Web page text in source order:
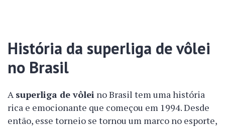
História da superliga de vôlei
no Brasil
Asuperliga de vôlei no Brasil tem uma história
rica e emocionante que começou em 1994. Desde
então, esse torneio se tornou um marco no esporte,